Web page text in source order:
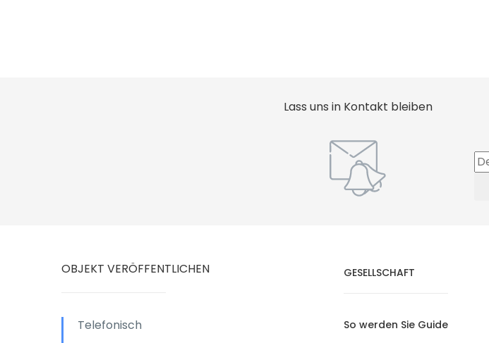
Lass uns in Kontakt bleiben
OBJEKT VERÖFFENTLICHEN
Telefonisch
GESELLSCHAFT
So werden Sie Guide